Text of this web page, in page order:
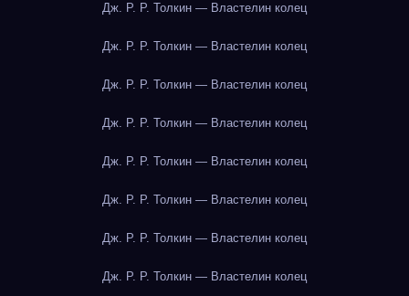
Дж. Р. Р. Толкин — Властелин колец
Дж. Р. Р. Толкин — Властелин колец
Дж. Р. Р. Толкин — Властелин колец
Дж. Р. Р. Толкин — Властелин колец
Дж. Р. Р. Толкин — Властелин колец
Дж. Р. Р. Толкин — Властелин колец
Дж. Р. Р. Толкин — Властелин колец
Дж. Р. Р. Толкин — Властелин колец